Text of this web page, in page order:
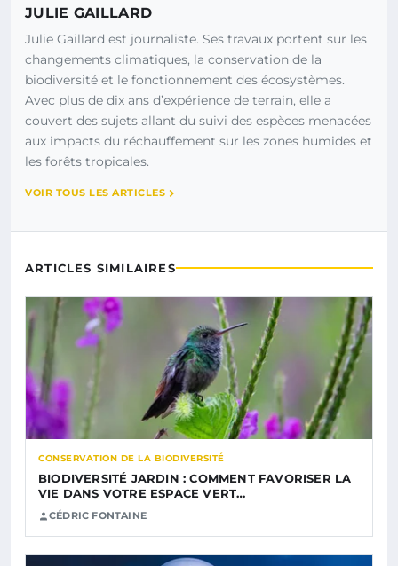
JULIE GAILLARD
Julie Gaillard est journaliste. Ses travaux portent sur les
changements climatiques, la conservation de la
biodiversité et le fonctionnement des écosystèmes.
Avec plus de dix ans d’expérience de terrain, elle a
couvert des sujets allant du suivi des espèces menacées
aux impacts du réchauffement sur les zones humides et
les forêts tropicales.
VOIR TOUS LES ARTICLES
ARTICLES SIMILAIRES
CONSERVATION DE LA BIODIVERSITÉ
BIODIVERSITÉ JARDIN : COMMENT FAVORISER LA
VIE DANS VOTRE ESPACE VERT…
CÉDRIC FONTAINE